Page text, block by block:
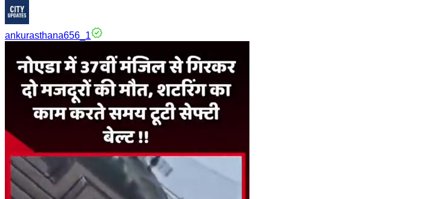
ankurasthana656_1